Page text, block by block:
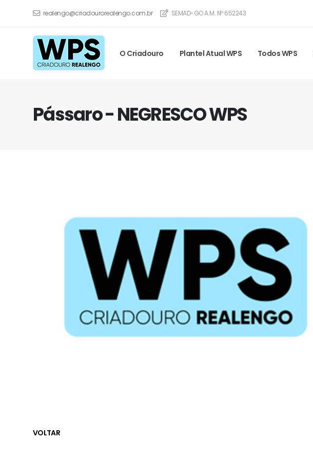
realengo@criadourorealengo.com.br SEMAD-GO A.M. Nº 652243
O Criadouro Plantel Atual WPS Todos WPS
Pássaro - NEGRESCO WPS
VOLTAR